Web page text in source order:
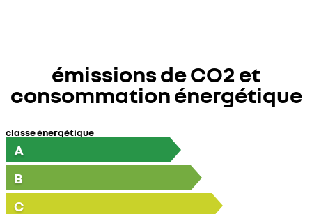
émissions de CO2 et
consommation énergétique
classe énergétique
A
B
C